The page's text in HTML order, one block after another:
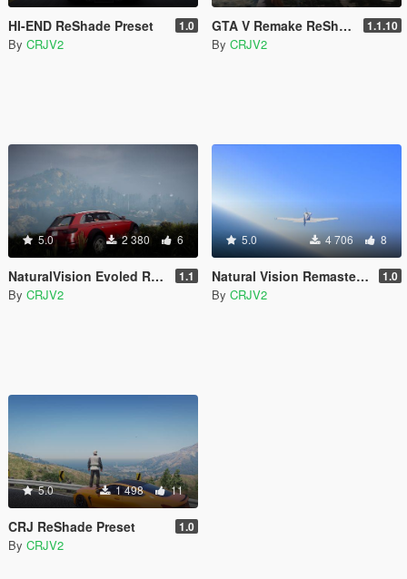
HI-END ReShade Preset 1.0
By CRJV2
GTA V Remake ReShade Preset 1.1.10
By CRJV2
5.0 2 380 6
NaturalVision Evoled ReShade Preset 1.1
By CRJV2
5.0 4 706 8
Natural Vision Remastered ReShade Preset 1.0
By CRJV2
5.0 1 498 11
CRJ ReShade Preset 1.0
By CRJV2